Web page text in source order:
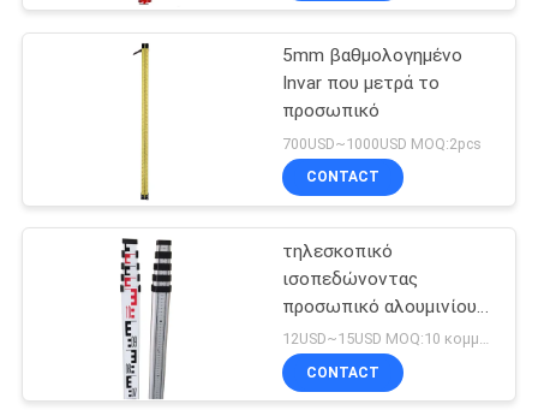
5mm βαθμολογημένο
Invar που μετρά το
προσωπικό
700USD~1000USD MOQ:2pcs
CONTACT
τηλεσκοπικό
ισοπεδώνοντας
προσωπικό αλουμινίου
5m
12USD~15USD MOQ:10 κομμάτια
CONTACT